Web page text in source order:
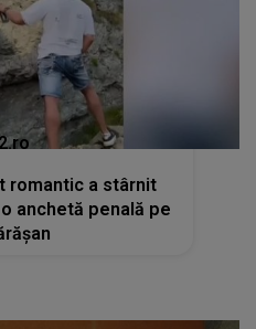
romantic a stârnit
anchetă penală pe